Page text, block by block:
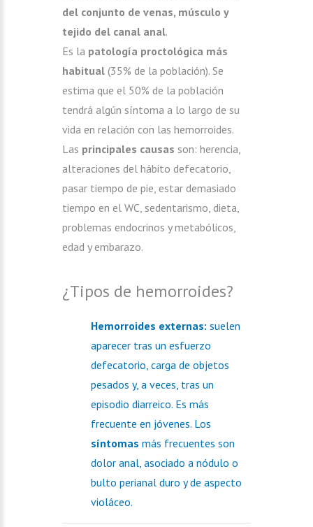
del conjunto de venas, músculo y
tejido del canal anal.
Es la patología proctológica más
habitual (35% de la población). Se
estima que el 50% de la población
tendrá algún síntoma a lo largo de su
vida en relación con las hemorroides.
Las principales causas son: herencia,
alteraciones del hábito defecatorio,
pasar tiempo de pie, estar demasiado
tiempo en el WC, sedentarismo, dieta,
problemas endocrinos y metabólicos,
edad y embarazo.
¿Tipos de hemorroides?
Hemorroides externas: suelen
aparecer tras un esfuerzo
defecatorio, carga de objetos
pesados y, a veces, tras un
episodio diarreico. Es más
frecuente en jóvenes. Los
síntomas más frecuentes son
dolor anal, asociado a nódulo o
bulto perianal duro y de aspecto
violáceo.